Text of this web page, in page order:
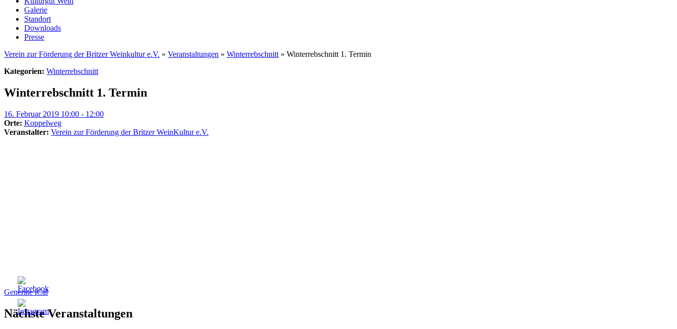
Galerie
Standort
Downloads
Presse
Verein zur Förderung der Britzer Weinkultur e.V. » Veranstaltungen » Winterrebschnitt » Winterrebschnitt 1. Termin
Kategorien: Winterrebschnitt
Winterrebschnitt 1. Termin
16. Februar 2019 10:00 - 12:00
Orte: Koppelweg
Veranstalter: Verein zur Förderung der Britzer WeinKultur e.V.
Generate iCal
Nächste Veranstaltungen